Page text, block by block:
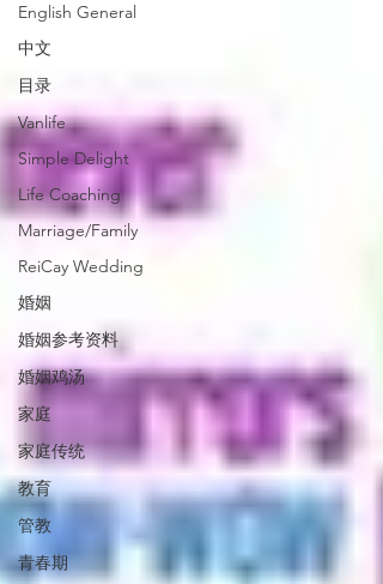
English General
中文
目录
Vanlife
Simple Delight
Life Coaching
Marriage/Family
ReiCay Wedding
婚姻
婚姻参考资料
婚姻鸡汤
家庭
家庭传统
教育
管教
青春期